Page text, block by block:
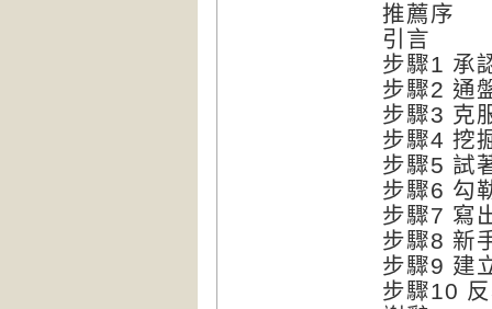
推薦序
引言
步驟1 承
步驟2 通
步驟3 克
步驟4 挖
步驟5 試
步驟6 勾
步驟7 寫
步驟8 新
步驟9 建
步驟10